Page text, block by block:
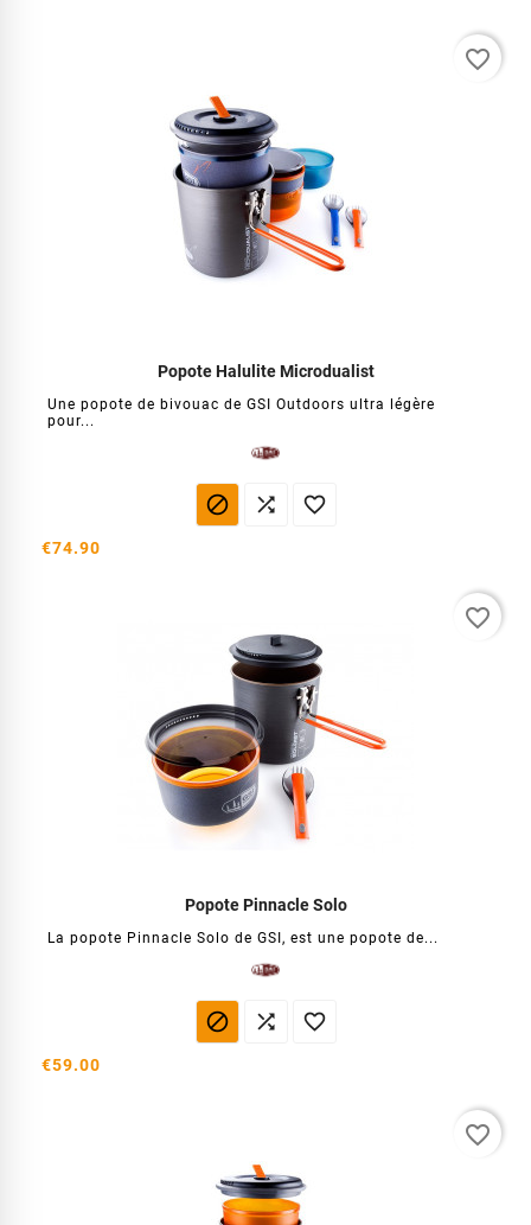
Popote Halulite Microdualist
Une popote de bivouac de GSI Outdoors ultra légère
pour...
  
€74.90
favorite_border
Popote Pinnacle Solo
La popote Pinnacle Solo de GSI, est une popote de...
  
€59.00
favorite_border
favorite_border